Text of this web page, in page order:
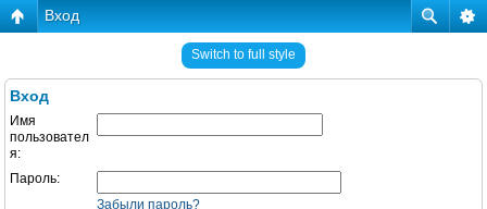
Вход
Switch to full style
Вход
Имя
пользовател
я:
Пароль:
Забыли пароль?